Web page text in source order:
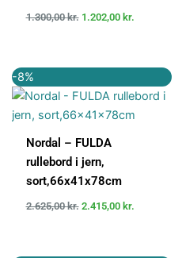
1.300,00kr. 1.202,00 kr.
-8%
Nordal – FULDA
rullebord i jern,
sort,66x41x78cm
2.625,00kr.
oprindelige
pris
var:
2.415,00 kr.
aktuelle
pris
er: